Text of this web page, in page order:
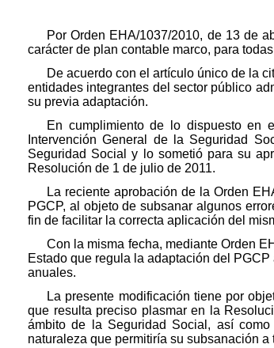
Por Orden EHA/1037/2010, de 13 de
carácter de plan contable marco, para
De acuerdo con el artículo único de la
entidades integrantes del sector público
su previa adaptación.
En cumplimiento de lo dispuesto en
Intervención General de la Seguridad
Seguridad Social y lo sometió para su
Resolución de 1 de julio de 2011.
La reciente aprobación de la Orden
PGCP, al objeto de subsanar algunos
fin de facilitar la correcta aplicación del
Con la misma fecha, mediante Orden
Estado que regula la adaptación del
anuales.
La presente modificación tiene por
que resulta preciso plasmar en la
ámbito de la Seguridad Social, así
naturaleza que permitiría su subsanación